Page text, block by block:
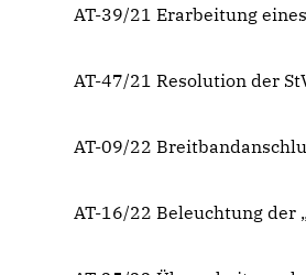
AT-39/21 Erarbeitung
AT-47/21 Resolution der
AT-09/22
AT-16/22 Beleuchtung der